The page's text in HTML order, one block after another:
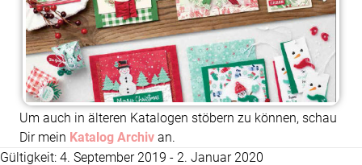
Um auch in älteren Katalogen stöbern zu können, schau
Dir mein Katalog Archiv an.
Gültigkeit: 4. September 2019 - 2. Januar 2020